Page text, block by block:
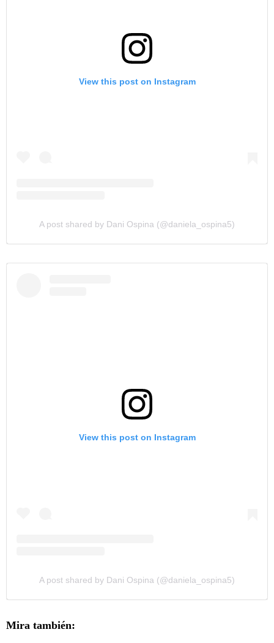
View this post on Instagram
A post shared by Dani Ospina (@daniela_ospina5)
View this post on Instagram
A post shared by Dani Ospina (@daniela_ospina5)
Mira también: